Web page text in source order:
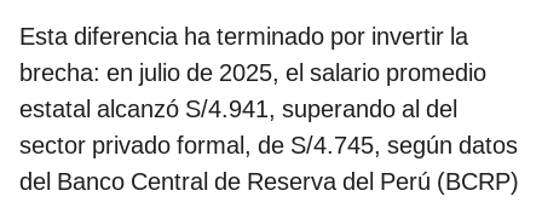
Esta diferencia ha terminado por invertir la
brecha: en julio de 2025, el salario promedio
estatal alcanzó S/4.941, superando al del
sector privado formal, de S/4.745, según datos
del Banco Central de Reserva del Perú (BCRP)